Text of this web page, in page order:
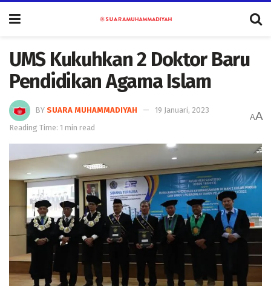
UMS Kukuhkan 2 Doktor Baru
Pendidikan Agama Islam
BY SUARA MUHAMMADIYAH
19 Januari, 2023
Reading Time: 1 min read
AA